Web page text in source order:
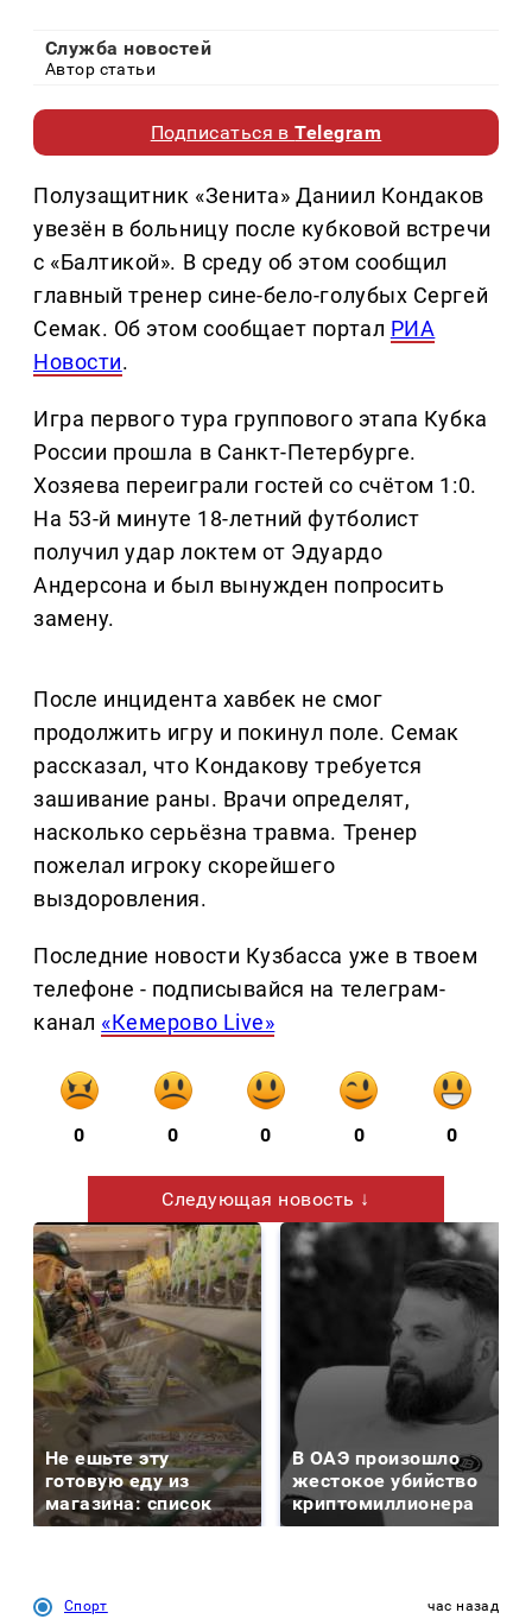
Служба новостей
Автор статьи
Подписаться вTelegram
Полузащитник «Зенита» Даниил Кондаков
увезён в больницу после кубковой встречи
с «Балтикой». В среду об этом сообщил
главный тренер сине-бело-голубых Сергей
Семак. Об этом сообщает портал РИА
Новости.
Игра первого тура группового этапа Кубка
России прошла в Санкт-Петербурге.
Хозяева переиграли гостей со счётом 1:0.
На 53-й минуте 18-летний футболист
получил удар локтем от Эдуардо
Андерсона и был вынужден попросить
замену.
После инцидента хавбек не смог
продолжить игру и покинул поле. Семак
рассказал, что Кондакову требуется
зашивание раны. Врачи определят,
насколько серьёзна травма. Тренер
пожелал игроку скорейшего
выздоровления.
Последние новости Кузбасса уже в твоем
телефоне - подписывайся на телеграм-
канал «Кемерово Live»
0 0 0 0 0
Следующая новость ↓
Не ешьте эту
готовую еду из
магазина: список
В ОАЭ произошло
жестокое убийство
криптомиллионера
Спорт час назад